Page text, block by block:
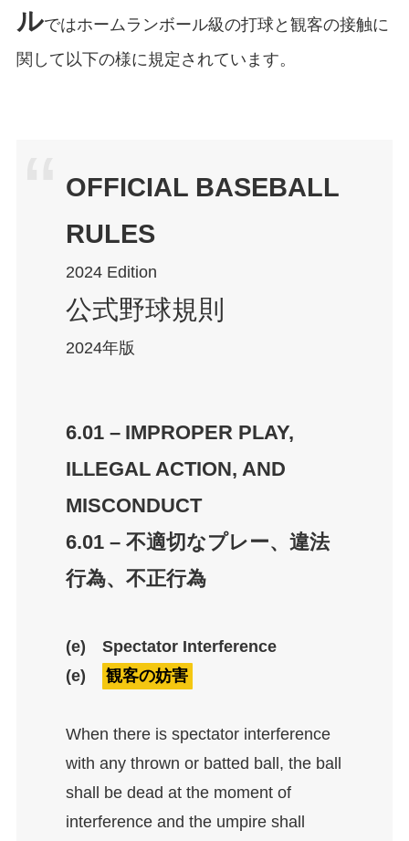
ルではホームランボール級の打球と観客の接触に
関して以下の様に規定されています。
OFFICIAL BASEBALL
RULES
2024 Edition
公式野球規則
2024年版
6.01 – IMPROPER PLAY,
ILLEGAL ACTION, AND
MISCONDUCT
6.01 – 不適切なプレー、違法
行為、不正行為
(e) Spectator Interference
(e)
観客の妨害
When there is spectator interference
with any thrown or batted ball, the ball
shall be dead at the moment of
interference and the umpire shall